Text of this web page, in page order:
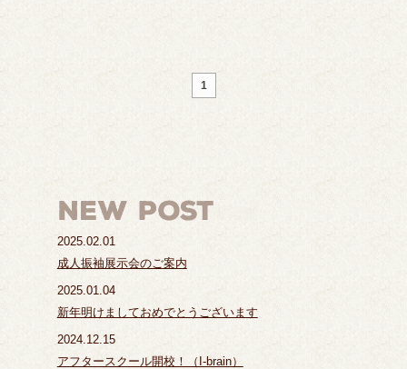
1
2025.02.01
成人振袖展示会のご案内
2025.01.04
新年明けましておめでとうございます
2024.12.15
アフタースクール開校！（I-brain）